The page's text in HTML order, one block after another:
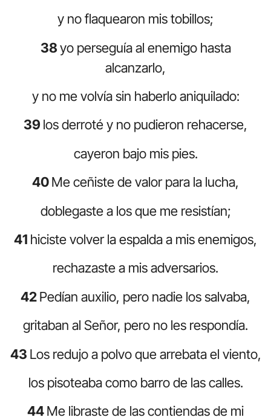
y no flaquearon mis tobillos;
38yo perseguía al enemigo hasta
alcanzarlo,
y no me volvía sin haberlo aniquilado:
39 los derroté y no pudieron rehacerse,
cayeron bajo mis pies.
40Me ceñiste de valor para la lucha,
doblegaste a los que me resistían;
41 hiciste volver la espalda a mis enemigos,
rechazaste a mis adversarios.
42Pedían auxilio, pero nadie los salvaba,
gritaban al Señor, pero no les respondía.
43 Los redujo a polvo que arrebata el viento,
los pisoteaba como barro de las calles.
44Me libraste de las contiendas de mi